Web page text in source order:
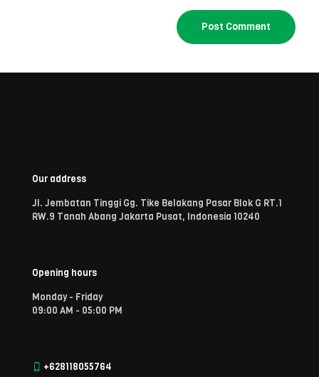
Our address
Jl. Jembatan Tinggi Gg. Tike Belakang Pasar Blok G RT.1
RW.9 Tanah Abang Jakarta Pusat, Indonesia 10240
Opening hours
Monday - Friday
09:00 AM - 05:00 PM
+628118055764